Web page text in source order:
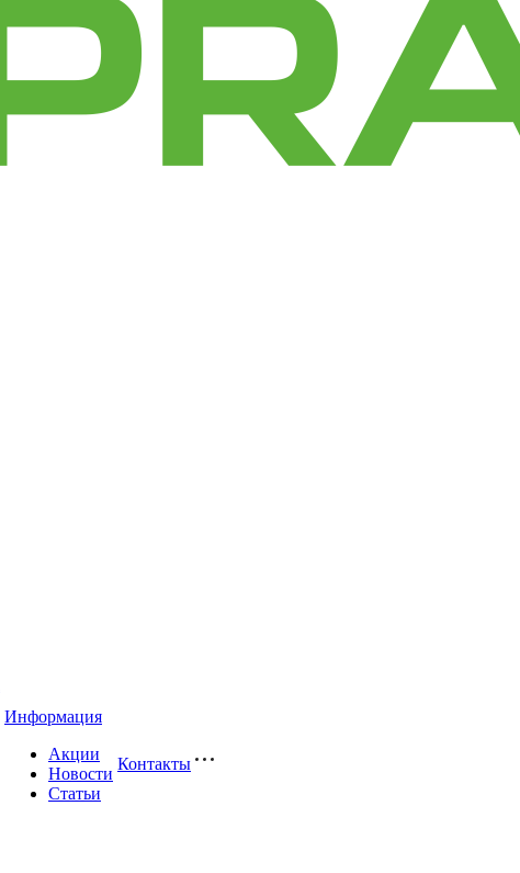
Информация
Акции
Новости
Статьи
Контакты